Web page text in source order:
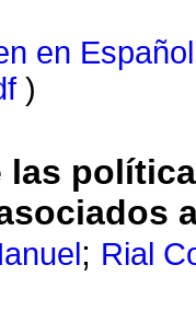
en Español
)
las
; Rial